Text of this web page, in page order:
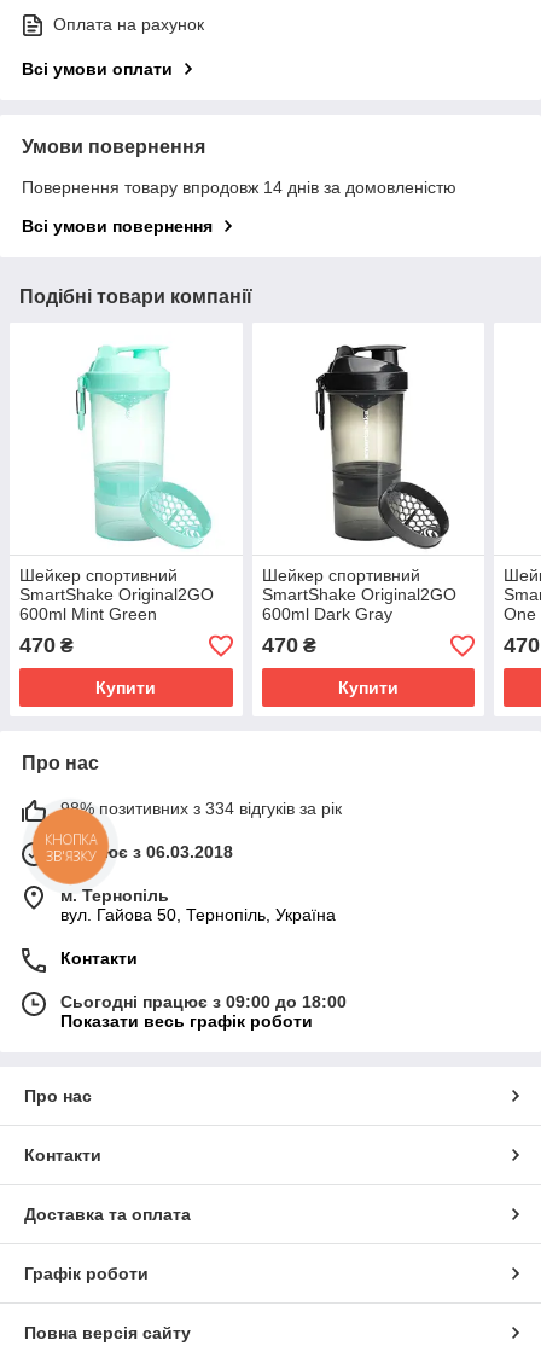
Оплата на рахунок
Всі умови оплати
Умови повернення
Повернення товару впродовж 14 днів за домовленістю
Всі умови повернення
Подібні товари компанії
Шейкер спортивний
SmartShake Original2GO
600ml Mint Green
470 ₴
Купити
Шейкер спортивний
SmartShake Original2GO
600ml Dark Gray
470₴
Купити
One
470
Про нас
98% позитивних з 334 відгуків за рік
Працює з 06.03.2018
м. Тернопіль
вул. Гайова 50, Тернопіль, Україна
Контакти
Сьогодні працює з 09:00 до 18:00
Показати весь графік роботи
Про нас
Контакти
Доставка та оплата
Графік роботи
Повна версія сайту
КНОПКА
ЗВ'ЯЗКУ